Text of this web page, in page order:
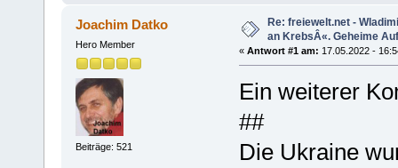
Joachim Datko
Hero Member
Beiträge: 521
Re: freiewelt.net -
an KrebsÂ«. Geheime
« Antwort #1 am: 17.05.2022 -
Ein weiterer
##
Die Ukraine